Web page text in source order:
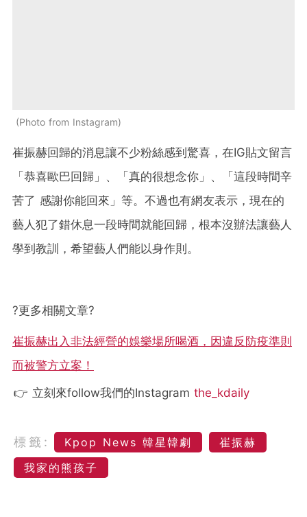
Photo from Instagram
崔振赫回歸的消息讓不少粉絲感到驚喜，在IG貼文留言
「恭喜歐巴回歸」、「真的很想念你」、「這段時間辛
苦了 感謝你能回來」等。不過也有網友表示，現在的
藝人犯了錯休息一段時間就能回歸，根本沒辦法讓藝人
學到教訓，希望藝人們能以身作則。
?更多相關文章?
崔振赫出入非法經營的娛樂場所喝酒，因違反防疫準則
而被警方立案！
👉 立刻來follow我們的Instagram the_kdaily
標籤: Kpop News 韓星韓劇
崔振赫
我家的熊孩子